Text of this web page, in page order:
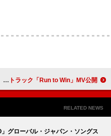
韓国ロックバンド“Dragon Pony”、日本1stEPのリードトラック「Run to Win」MV公開
RELATED NEWS
グローバル・ジャパン・ソングス